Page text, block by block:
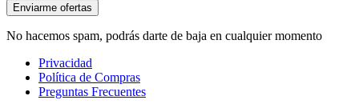
Enviarme ofertas
No hacemos spam, podrás darte de baja en cualquier momento
Privacidad
Política de Compras
Preguntas Frecuentes